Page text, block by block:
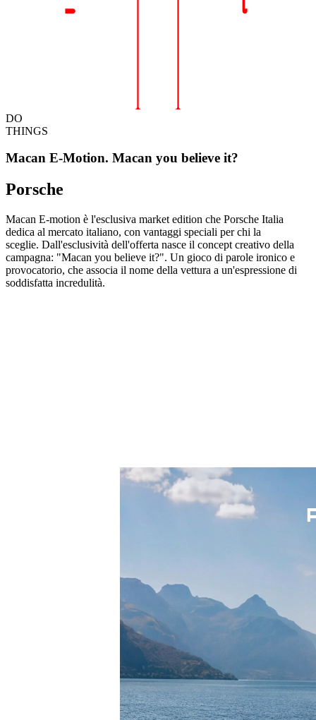
DO
THINGS
Macan E-Motion. Macan you believe it?
Porsche
Macan E-motion è l'esclusiva market edition che Porsche Italia
dedica al mercato italiano, con vantaggi speciali per chi la
sceglie. Dall'esclusività dell'offerta nasce il concept creativo della
campagna: "Macan you believe it?". Un gioco di parole ironico e
provocatorio, che associa il nome della vettura a un'espressione di
soddisfatta incredulità.